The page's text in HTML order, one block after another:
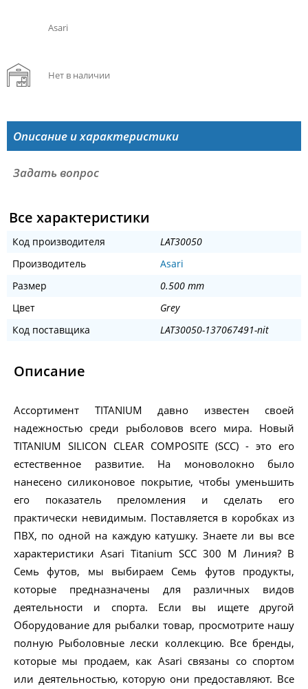
Asari
Нет в наличии
Описание и характеристики
Задать вопрос
Все характеристики
Код производителя
LAT30050
Производитель
Asari
Размер
0.500 mm
Цвет
Grey
Код поставщика
LAT30050-137067491-nit
Описание
Ассортимент TITANIUM давно известен своей
надежностью среди рыболовов всего мира. Новый
TITANIUM SILICON CLEAR COMPOSITE (SCC) - это его
естественное развитие. На моноволокно было
нанесено силиконовое покрытие, чтобы уменьшить
его показатель преломления и сделать его
практически невидимым. Поставляется в коробках из
ПВХ, по одной на каждую катушку. Знаете ли вы все
характеристики Asari Titanium SCC 300 M Линия? В
Семь футов, мы выбираем Семь футов продукты,
которые предназначены для различных видов
деятельности и спорта. Если вы ищете другой
Оборудование для рыбалки товар, просмотрите нашу
полную Рыболовные лески коллекцию. Все бренды,
которые мы продаем, как Asari связаны со спортом
или деятельностью, которую они предоставляют. Все